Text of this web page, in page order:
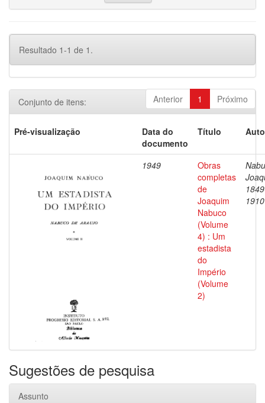
Resultado 1-1 de 1.
Anterior 1 Próximo
Conjunto de itens:
Pré-visualização
Data do
documento
Título
1949
Obras
completas
de
Joaquim
Nabuco
(Volume
4) : Um
estadista
do
Império
(Volume
2)
1910
Sugestões de pesquisa
Assunto